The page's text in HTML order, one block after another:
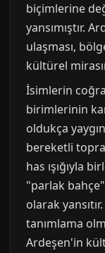
biçimlerine
yansımıştır.
ulaşması,
kültürel
İsimlerin
birimlerinin
oldukça
bereketli
has ışığıyla
"parlak
olarak
tanımlama
Ardeşen'in